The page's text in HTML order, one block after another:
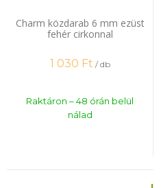
Charm közdarab 6 mm ezüst
fehér cirkonnal
1 030 Ft / db
Raktáron – 48 órán belül
nálad